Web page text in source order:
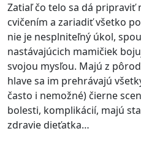
Zatiaľ čo telo sa dá pripraviť
cvičením a zariadiť všetko
nie je nesplniteľný úkol,
nastávajúcich mamičiek
svojou mysľou. Majú z
hlave sa im prehrávajú
často i nemožné) čierne
bolesti, komplikácií, majú
zdravie dieťatka…